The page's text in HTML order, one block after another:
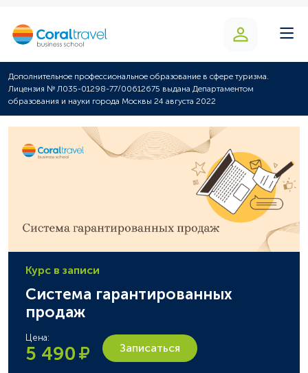
Дополнительное профессиональное образование в сфере туризма.
Лицензия № Л035-01298-77/00612675 выдана Департаментом
образования и науки города Москвы 24 августа 2022
Курс в записи
Система гарантированных
продаж
Цена:
5 490 Записаться